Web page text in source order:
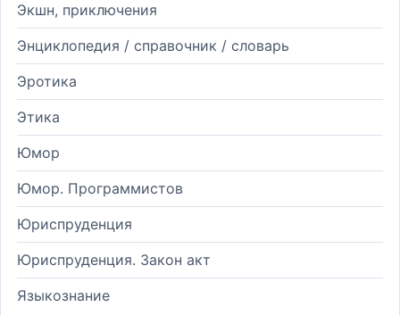
Экшн, приключения
Энциклопедия / справочник / словарь
Эротика
Этика
Юмор
Юмор. Программистов
Юриспруденция
Юриспруденция. Закон акт
Языкознание